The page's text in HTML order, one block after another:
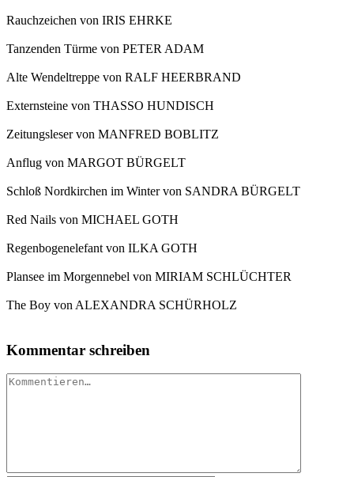
Rauchzeichen von IRIS EHRKE
Tanzenden Türme von PETER ADAM
Alte Wendeltreppe von RALF HEERBRAND
Externsteine von THASSO HUNDISCH
Zeitungsleser von MANFRED BOBLITZ
Anflug von MARGOT BÜRGELT
Schloß Nordkirchen im Winter von SANDRA BÜRGELT
Red Nails von MICHAEL GOTH
Regenbogenelefant von ILKA GOTH
Plansee im Morgennebel von MIRIAM SCHLÜCHTER
The Boy von ALEXANDRA SCHÜRHOLZ
Kommentar schreiben
Kommentar